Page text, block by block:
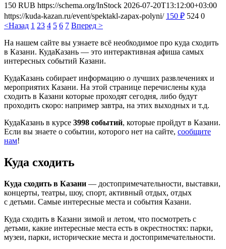
150 RUB https://schema.org/InStock 2026-07-20T13:12:00+03:00
https://kuda-kazan.ru/event/spektakl-zapax-polyni/ 150 ₽ 524 0
<Назад 1 23 4 5 6 7 Вперед >
На нашем сайте вы узнаете всё необходимое про куда сходить
в Казани. КудаКазань — это интерактивная афиша самых
интересных событий Казани.
КудаКазань собирает информацию о лучших развлечениях и
мероприятих Казани. На этой странице перечислены куда
сходить в Казани которые проходят сегодня, либо будут
проходить скоро: например завтра, на этих выходных и т.д.
КудаКазань в курсе 3998 событий, которые пройдут в Казани.
Если вы знаете о событии, которого нет на сайте, сообщите
нам!
Куда сходить
Куда сходить в Казани — достопримечательности, выставки,
концерты, театры, шоу, спорт, активный отдых, отдых
с детьми. Самые интересные места и события Казани.
Куда сходить в Казани зимой и летом, что посмотреть с
детьми, какие интересные места есть в окрестностях: парки,
музеи, парки, исторические места и достопримечательности.